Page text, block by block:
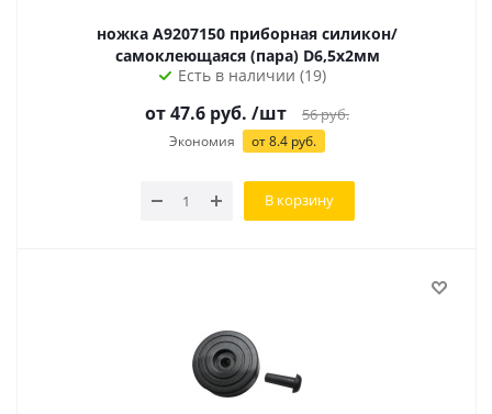
ножка A9207150 приборная силикон/
самоклеющаяся (пара) D6,5х2мм
Есть в наличии (19)
от 47.6 руб. /шт 56руб.
Экономия от 8.4 руб.
В корзину